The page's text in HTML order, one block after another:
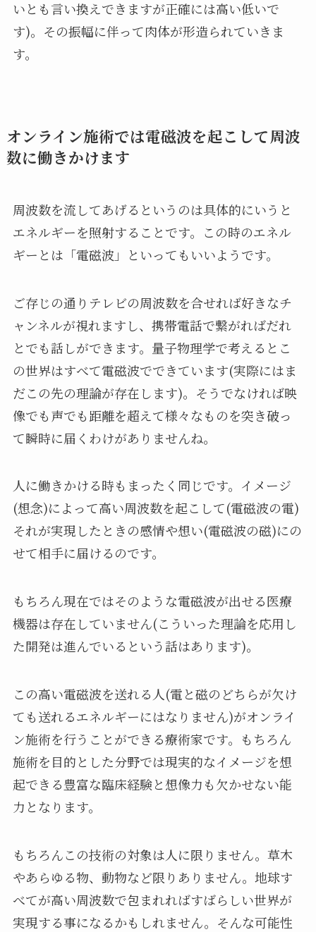
いとも言い換えできますが正確には高い低いで
す)。その振幅に伴って肉体が形造られていきま
す。
オンライン施術では電磁波を起こして周波
数に働きかけます
周波数を流してあげるというのは具体的にいうと
エネルギーを照射することです。この時のエネル
ギーとは「電磁波」といってもいいようです。
ご存じの通りテレビの周波数を合せれば好きなチ
ャンネルが視れますし、携帯電話で繋がればだれ
とでも話しができます。量子物理学で考えるとこ
の世界はすべて電磁波でできています(実際にはま
だこの先の理論が存在します)。そうでなければ映
像でも声でも距離を超えて様々なものを突き破っ
て瞬時に届くわけがありませんね。
人に働きかける時もまったく同じです。イメージ
(想念)によって高い周波数を起こして(電磁波の電)
それが実現したときの感情や想い(電磁波の磁)にの
せて相手に届けるのです。
もちろん現在ではそのような電磁波が出せる医療
機器は存在していません(こういった理論を応用し
た開発は進んでいるという話はあります)。
この高い電磁波を送れる人(電と磁のどちらが欠け
ても送れるエネルギーにはなりません)がオンライ
ン施術を行うことができる療術家です。もちろん
施術を目的とした分野では現実的なイメージを想
起できる豊富な臨床経験と想像力も欠かせない能
力となります。
もちろんこの技術の対象は人に限りません。草木
やあらゆる物、動物など限りありません。地球す
べてが高い周波数で包まれればすばらしい世界が
実現する事になるかもしれません。そんな可能性